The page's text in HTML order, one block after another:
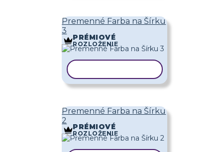
Premenné Farba na Šírku
3
PRÉMIOVÉ
ROZLOŽENIE
Premenné Farba na Šírku
2
PRÉMIOVÉ
ROZLOŽENIE